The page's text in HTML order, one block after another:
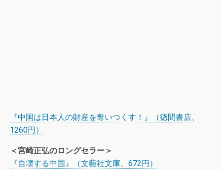
『中国は日本人の財産を奪いつくす！』（徳間書店、
1260円）
＜宮崎正弘のロングセラー＞
『自壊する中国』（文藝社文庫、672円）